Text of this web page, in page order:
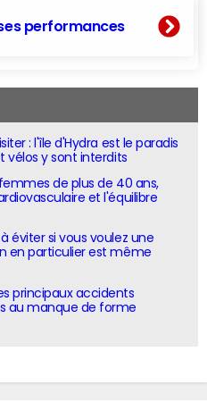
performances
: l'île d'Hydra est le paradis
vélos y sont interdits
femmes de plus de 40 ans,
et l'équilibre
éviter si vous voulez une
en particulier est même
principaux accidents
au manque de forme